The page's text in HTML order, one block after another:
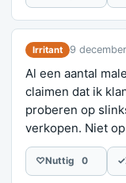
Irritant 9
Al een aantal
claimen dat ik
proberen op
verkopen. Niet
♡Nuttig 0 ✓